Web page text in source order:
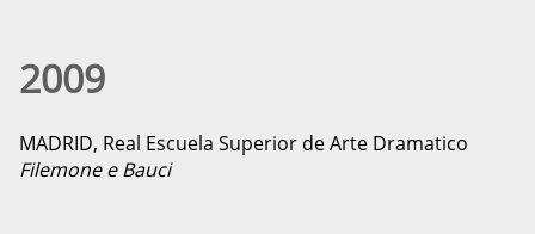
2009
MADRID, Real Escuela Superior de Arte Dramatico
Filemone e Bauci